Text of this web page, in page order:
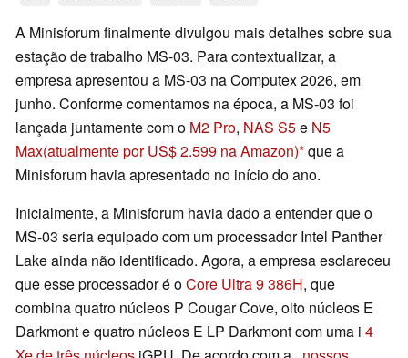
A Minisforum finalmente divulgou mais detalhes sobre sua
estação de trabalho MS-03. Para contextualizar, a
empresa apresentou a MS-03 na Computex 2026, em
junho. Conforme comentamos na época, a MS-03 foi
lançada juntamente com o M2 Pro, NAS S5e N5
Max(atualmente por US$ 2.599 na Amazon) que a
Minisforum havia apresentado no início do ano.
Inicialmente, a Minisforum havia dado a entender que o
MS-03 seria equipado com um processador Intel Panther
Lake ainda não identificado. Agora, a empresa esclareceu
que esse processador é oCore Ultra 9 386H, que
combina quatro núcleos P Cougar Cove, oito núcleos E
Darkmont e quatro núcleos E LP Darkmont com uma i 4